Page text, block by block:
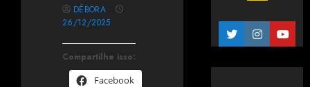
Compartilhe isso:
Facebook
DÉBORA
26/12/2025